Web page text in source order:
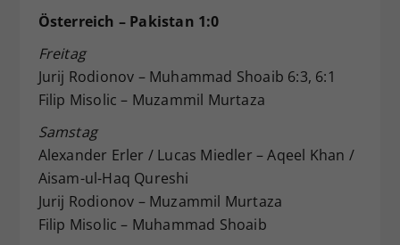
Österreich – Pakistan 1:0
Freitag
Jurij Rodionov – Muhammad Shoaib 6:3, 6:1
Filip Misolic – Muzammil Murtaza
Samstag
Alexander Erler / Lucas Miedler – Aqeel Khan /
Aisam-ul-Haq Qureshi
Jurij Rodionov – Muzammil Murtaza
Filip Misolic – Muhammad Shoaib